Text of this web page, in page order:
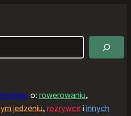
o: rowerowaniu,
jedzeniu, rozrywce i innych